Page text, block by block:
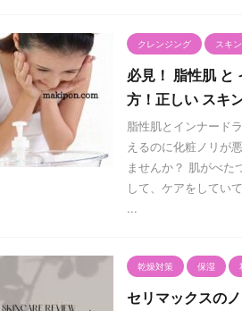
クレンジング スキ
必見！ 脂性肌 と
方！正しい スキ
脂性肌とインナード
えるのに化粧ノリが
ませんか？ 肌がべた
して、ケアをしてい
...
乾燥対策 保湿
セリマックスの